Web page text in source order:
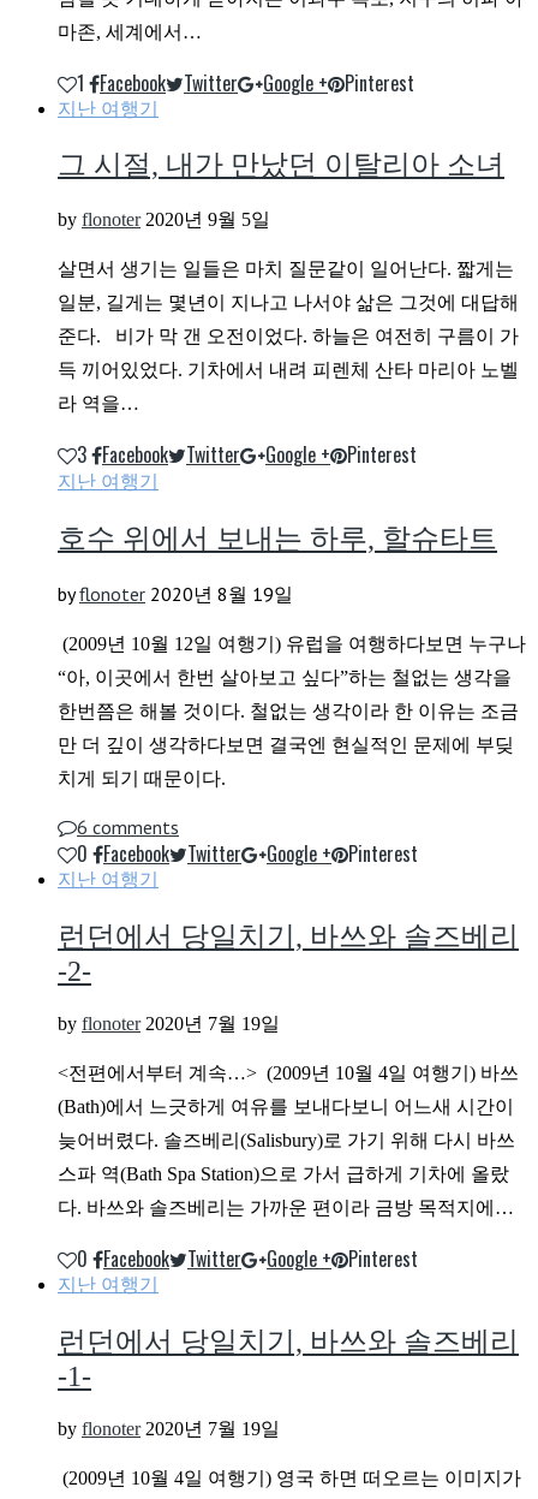
마존, 세계에서…
1 Facebook Twitter Google + Pinterest
지난 여행기
그 시절, 내가 만났던 이탈리아 소녀
by flonoter 2020년 9월 5일
살면서 생기는 일들은 마치 질문같이 일어난다. 짧게는
일분, 길게는 몇년이 지나고 나서야 삶은 그것에 대답해
준다. 비가 막 갠 오전이었다. 하늘은 여전히 구름이 가
득 끼어있었다. 기차에서 내려 피렌체 산타 마리아 노벨
라 역을…
3 Facebook Twitter Google + Pinterest
지난 여행기
호수 위에서 보내는 하루, 할슈타트
byflonoter 2020년 8월 19일
(2009년 10월 12일 여행기) 유럽을 여행하다보면 누구나
“아, 이곳에서 한번 살아보고 싶다”하는 철없는 생각을
한번쯤은 해볼 것이다. 철없는 생각이라 한 이유는 조금
만 더 깊이 생각하다보면 결국엔 현실적인 문제에 부딪
치게 되기 때문이다.
6 comments
0 Facebook Twitter Google + Pinterest
지난 여행기
런던에서 당일치기, 바쓰와 솔즈베리
-2-
by flonoter 2020년 7월 19일
<전편에서부터 계속…> (2009년 10월 4일 여행기) 바쓰
(Bath)에서 느긋하게 여유를 보내다보니 어느새 시간이
늦어버렸다. 솔즈베리(Salisbury)로 가기 위해 다시 바쓰
스파 역(Bath Spa Station)으로 가서 급하게 기차에 올랐
다. 바쓰와 솔즈베리는 가까운 편이라 금방 목적지에…
0 Facebook Twitter Google + Pinterest
지난 여행기
런던에서 당일치기, 바쓰와 솔즈베리
-1-
by flonoter 2020년 7월 19일
(2009년 10월 4일 여행기) 영국 하면 떠오르는 이미지가